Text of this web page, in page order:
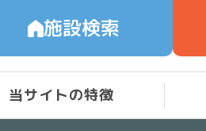
施設検索
当サイトの特徴